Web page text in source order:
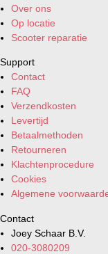
Over ons
Op locatie
Scooter reparatie
Support
Contact
FAQ
Verzendkosten
Levertijd
Betaalmethoden
Retourneren
Klachtenprocedure
Cookies
Algemene
Contact
Joey Schaar B.V.
020-3080209